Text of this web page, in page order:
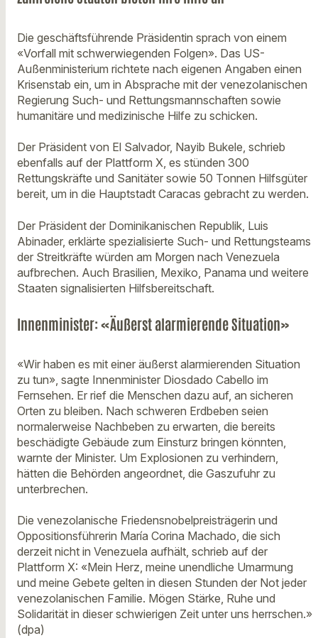
Die geschäftsführende Präsidentin sprach von einem
«Vorfall mit schwerwiegenden Folgen». Das US-
Außenministerium richtete nach eigenen Angaben einen
Krisenstab ein, um in Absprache mit der venezolanischen
Regierung Such- und Rettungsmannschaften sowie
humanitäre und medizinische Hilfe zu schicken.
Der Präsident von El Salvador, Nayib Bukele, schrieb
ebenfalls auf der Plattform X, es stünden 300
Rettungskräfte und Sanitäter sowie 50 Tonnen Hilfsgüter
bereit, um in die Hauptstadt Caracas gebracht zu werden.
Der Präsident der Dominikanischen Republik, Luis
Abinader, erklärte spezialisierte Such- und Rettungsteams
der Streitkräfte würden am Morgen nach Venezuela
aufbrechen. Auch Brasilien, Mexiko, Panama und weitere
Staaten signalisierten Hilfsbereitschaft.
Innenminister: «Äußerst alarmierende Situation»
«Wir haben es mit einer äußerst alarmierenden Situation
zu tun», sagte Innenminister Diosdado Cabello im
Fernsehen. Er rief die Menschen dazu auf, an sicheren
Orten zu bleiben. Nach schweren Erdbeben seien
normalerweise Nachbeben zu erwarten, die bereits
beschädigte Gebäude zum Einsturz bringen könnten,
warnte der Minister. Um Explosionen zu verhindern,
hätten die Behörden angeordnet, die Gaszufuhr zu
unterbrechen.
Die venezolanische Friedensnobelpreisträgerin und
Oppositionsführerin María Corina Machado, die sich
derzeit nicht in Venezuela aufhält, schrieb auf der
Plattform X: «Mein Herz, meine unendliche Umarmung
und meine Gebete gelten in diesen Stunden der Not jeder
venezolanischen Familie. Mögen Stärke, Ruhe und
Solidarität in dieser schwierigen Zeit unter uns herrschen.»
(dpa)